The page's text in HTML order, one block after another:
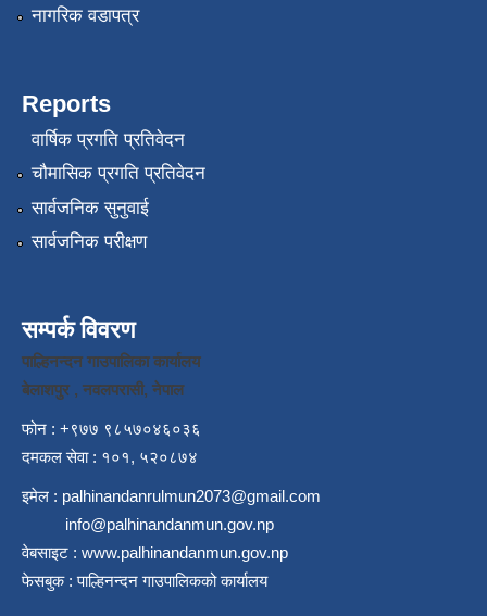
नागरिक वडापत्र
Reports
वार्षिक प्रगति प्रतिवेदन
चौमासिक प्रगति प्रतिवेदन
सार्वजनिक सुनुवाई
सार्वजनिक परीक्षण
सम्पर्क विवरण
पाल्हिनन्दन गाउपालिका कार्यालय
बेलाशपुर , नवलपरासी, नेपाल
फोन : +९७७ ९८५७०४६०३६
दमकल सेवा : १०१, ५२०८७४
इमेल : palhinandanrulmun2073@gmail.com
info@palhinandanmun.gov.np
वेबसाइट : www.palhinandanmun.gov.np
फेसबुक :पाल्हिनन्दन गाउपालिकको कार्यालय